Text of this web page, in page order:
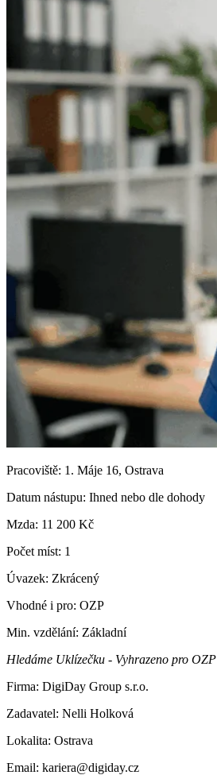
Pracoviště: 1. Máje 16, Ostrava
Datum nástupu: Ihned nebo dle dohody
Mzda: 11 200 Kč
Počet míst: 1
Úvazek: Zkrácený
Vhodné i pro: OZP
Min. vzdělání: Základní
Hledáme Uklízečku - Vyhrazeno pro OZP
Firma: DigiDay Group s.r.o.
Zadavatel: Nelli Holková
Lokalita: Ostrava
Email: kariera@digiday.cz